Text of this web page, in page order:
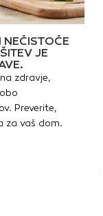
JE
zdravje,
Preverite,
za vaš dom.